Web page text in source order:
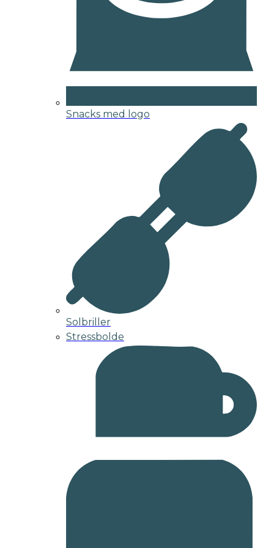
Snacks med logo
Solbriller
Stressbolde